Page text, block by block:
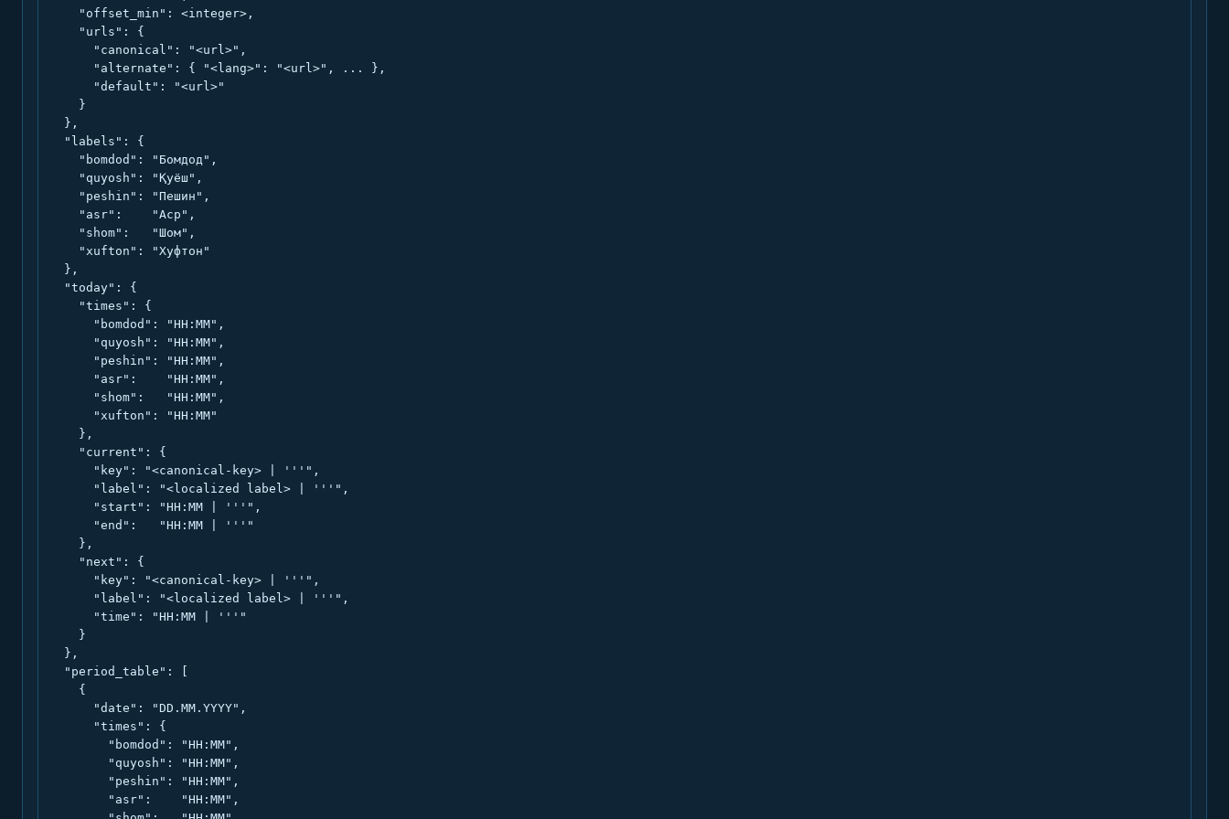
    "offset_min": <integer>,
    "urls": {
      "canonical": "<url>",
      "alternate": { "<lang>": "<url>", ... },
      "default": "<url>"
    }
  },
  "labels": {
    "bomdod": "Бомдод",
    "quyosh": "Қуёш",
    "peshin": "Пешин",
    "asr":    "Аср",
    "shom":   "Шом",
    "xufton": "Хуфтон"
  },
  "today": {
    "times": {
      "bomdod": "HH:MM",
      "quyosh": "HH:MM",
      "peshin": "HH:MM",
      "asr":    "HH:MM",
      "shom":   "HH:MM",
      "xufton": "HH:MM"
    },
    "current": {
      "key": "<canonical-key> | '''",
      "label": "<localized label> | '''",
      "start": "HH:MM | '''",
      "end":   "HH:MM | '''"
    },
    "next": {
      "key": "<canonical-key> | '''",
      "label": "<localized label> | '''",
      "time": "HH:MM | '''"
    }
  },
  "period_table": [
    {
      "date": "DD.MM.YYYY",
      "times": {
        "bomdod": "HH:MM",
        "quyosh": "HH:MM",
        "peshin": "HH:MM",
        "asr":    "HH:MM",